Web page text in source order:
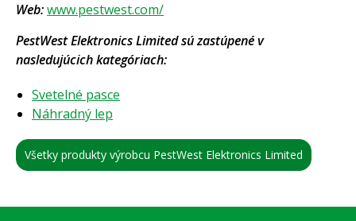
Web:www.pestwest.com/
PestWest Elektronics Limited sú zastúpené v
nasledujúcich kategóriach:
Svetelné pasce
Náhradný lep
Všetky produkty výrobcu PestWest Elektronics Limited